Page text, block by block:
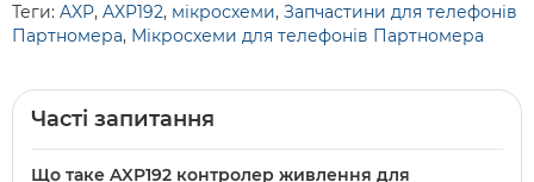
Теги: AXP, AXP192, мікросхеми, Запчастини для телефонів
Партномера, Мікросхеми для телефонів Партномера
Часті запитання
Що таке AXP192 контролер живлення для